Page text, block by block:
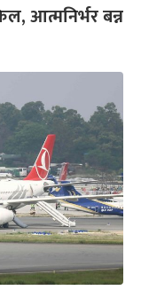
आत्मनिर्भर बन्न